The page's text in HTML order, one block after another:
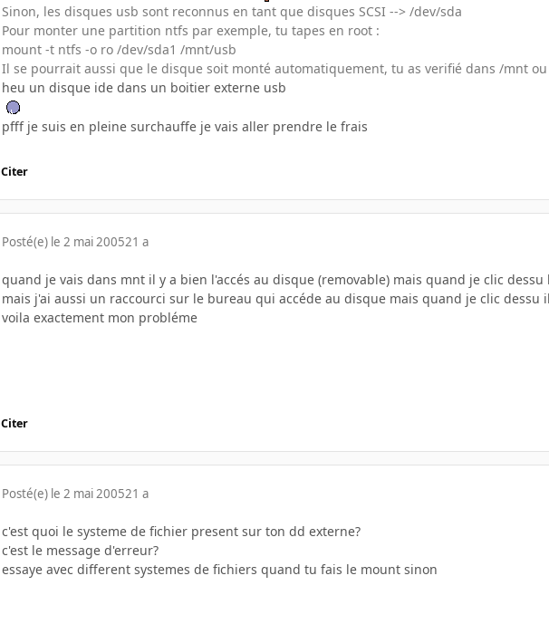
Sinon, les disques usb sont reconnus en tant que disques SCSI --> /dev/sda
Pour monter une partition ntfs par exemple, tu tapes en root :
mount -t ntfs -o ro /dev/sda1 /mnt/usb
Il se pourrait aussi que le disque soit monté automatiquement, tu as verifié dans /mnt ou
heu un disque ide dans un boitier externe usb
pfff je suis en pleine surchauffe je vais aller prendre le frais
Citer
Posté(e) le 2 mai 200521 a
quand je vais dans mnt il y a bien l'accés au disque (removable) mais quand je clic
mais j'ai aussi un raccourci sur le bureau qui accéde au disque mais quand je clic dessu
voila exactement mon probléme
Citer
Posté(e) le 2 mai 200521 a
c'est quoi le systeme de fichier present sur ton dd externe?
c'est le message d'erreur?
essaye avec different systemes de fichiers quand tu fais le mount sinon